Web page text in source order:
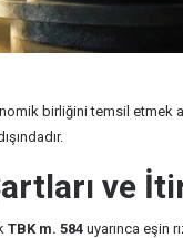
birliğini temsil etmek
ve
TBK m. 584 uyarınca eşin